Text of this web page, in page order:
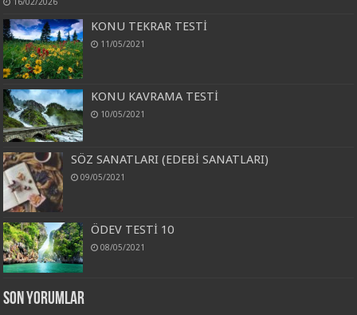
KONU TEKRAR TESTİ
11/05/2021
KONU KAVRAMA TESTİ
10/05/2021
SÖZ SANATLARI (EDEBİ SANATLARI)
09/05/2021
ÖDEV TESTİ 10
08/05/2021
Son Yorumlar